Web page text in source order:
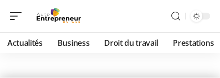
Actualités Business Droit du travail Prestations